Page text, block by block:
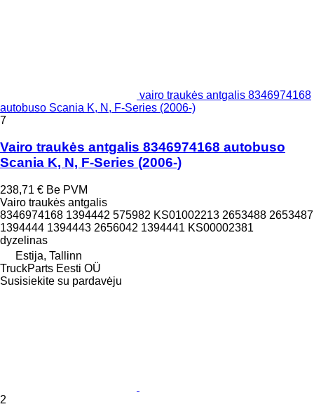
vairo traukės antgalis 8346974168
autobuso Scania K, N, F-Series (2006-)
7
Vairo traukės antgalis 8346974168 autobuso
Scania K, N, F-Series (2006-)
238,71 € Be PVM
Vairo traukės antgalis
8346974168 1394442 575982 KS01002213 2653488 2653487
1394444 1394443 2656042 1394441 KS00002381
dyzelinas
Estija, Tallinn
TruckParts Eesti OÜ
Susisiekite su pardavėju
2